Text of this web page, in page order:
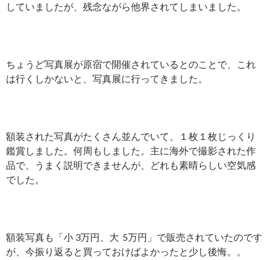
していましたが、残念ながら他界されてしまいました。
ちょうど写真展が原宿で開催されているとのことで、これ
は行くしかないと、写真展に行ってきました。
額装された写真がたくさん並んでいて、１枚１枚じっくり
鑑賞しました。何周もしました。主に海外で撮影された作
品で、うまく説明できませんが、どれも素晴らしい空気感
でした。
額装写真も「小 3万円、大 5万円」で販売されていたのです
が、今振り返ると買っておけばよかったと少し後悔。。